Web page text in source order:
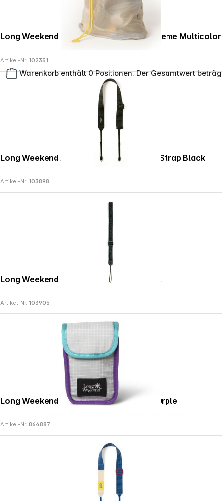
Warenkorb enthält 0 Positionen. Der Gesamtwert
Long Weekend Film Pouch for 15 Rolls Creme Multicolor
Artikel-Nr.:102351
Long Weekend Adjustable Camera Neck Strap Black
Artikel-Nr.:103898
Long Weekend Camera Wrist Strap Black
Artikel-Nr.:103905
Long Weekend Camera Pouch Cosmic Purple
Artikel-Nr.:864887